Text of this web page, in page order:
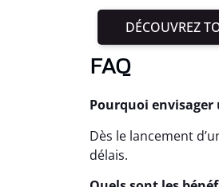
DÉCOUVREZ
FAQ
Pourquoi envisager
Dès le lancement
délais.